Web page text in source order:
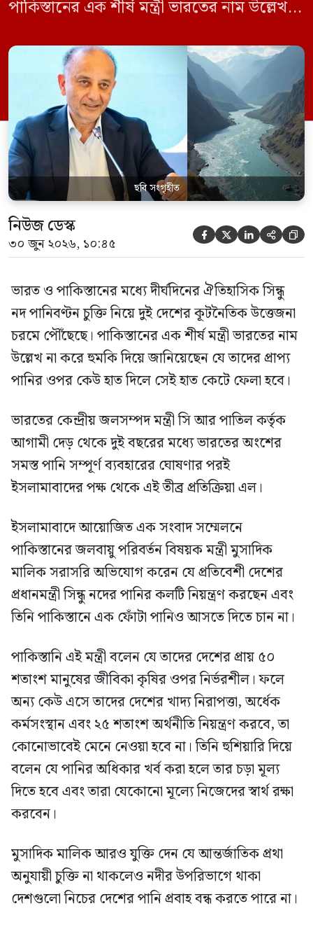
পাকিস্তানের এক শীর্ষ মন্ত্রী ভারতের নাম উল্লেখ না
পানির ওপর কেউ হাত দিলে সেই হাত কেটে
ফেলা হবে। ভারতের কেন্দ্রীয় জলসম্পদ মন্ত্রী সি
আর পাতিল কর্তৃক আগামী দেড় থেকে দুই বছরের
[…]
ছবি সংগৃহীত
নিউজ ডেস্ক
৩০ জুন ২০২৬, ১০:৪৫     
ভারত ও পাকিস্তানের মধ্যে দীর্ঘদিনের ঐতিহাসিক সিন্ধু
নদ পানিবণ্টন চুক্তি নিয়ে দুই দেশের কূটনৈতিক উত্তেজনা
চরমে পৌঁছেছে। পাকিস্তানের এক শীর্ষ মন্ত্রী ভারতের নাম
উল্লেখ না করে হুমকি দিয়ে জানিয়েছেন যে তাদের প্রাপ্য
পানির ওপর কেউ হাত দিলে সেই হাত কেটে ফেলা হবে।
ভারতের কেন্দ্রীয় জলসম্পদ মন্ত্রী সি আর পাতিল কর্তৃক
আগামী দেড় থেকে দুই বছরের মধ্যে ভারতের অংশের
সমস্ত পানি সম্পূর্ণ ব্যবহারের ঘোষণার পরই
ইসলামাবাদের পক্ষ থেকে এই তীব্র প্রতিক্রিয়া এল।
ইসলামাবাদে আয়োজিত এক সংবাদ সম্মেলনে
পাকিস্তানের জলবায়ু পরিবর্তন বিষয়ক মন্ত্রী মুসাদিক
মালিক সরাসরি অভিযোগ করেন যে প্রতিবেশী দেশের
প্রধানমন্ত্রী সিন্ধু নদের পানির কলটি নিয়ন্ত্রণ করছেন এবং
তিনি পাকিস্তানে এক ফোঁটা পানিও আসতে দিতে চান না।
পাকিস্তানি এই মন্ত্রী বলেন যে তাদের দেশের প্রায় ৫০
শতাংশ মানুষের জীবিকা কৃষির ওপর নির্ভরশীল। ফলে
অন্য কেউ এসে তাদের দেশের খাদ্য নিরাপত্তা, অর্ধেক
কর্মসংস্থান এবং ২৫ শতাংশ অর্থনীতি নিয়ন্ত্রণ করবে, তা
কোনোভাবেই মেনে নেওয়া হবে না। তিনি হুশিয়ারি দিয়ে
বলেন যে পানির অধিকার খর্ব করা হলে তার চড়া মূল্য
দিতে হবে এবং তারা যেকোনো মূল্যে নিজেদের স্বার্থ রক্ষা
করবেন।
মুসাদিক মালিক আরও যুক্তি দেন যে আন্তর্জাতিক প্রথা
অনুযায়ী চুক্তি না থাকলেও নদীর উপরিভাগে থাকা
দেশগুলো নিচের দেশের পানি প্রবাহ বন্ধ করতে পারে না।